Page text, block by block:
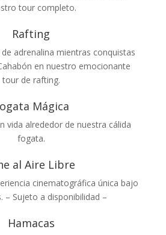
tour completo.
Rafting
adrenalina mientras conquistas
en nuestro emocionante
tour de rafting.
Mágica
vida alrededor de nuestra cálida
fogata.
al Aire Libre
cinematográfica única bajo
– Sujeto a disponibilidad –
Hamacas